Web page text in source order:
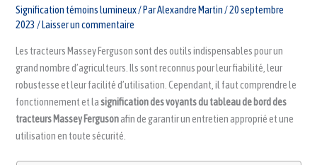
Signification témoins lumineux/ ParAlexandre Martin /20 septembre
2023 /Laisser un commentaire
Les tracteurs Massey Ferguson sont des outils indispensables pour un
grand nombre d’agriculteurs. Ils sont reconnus pour leur fiabilité, leur
robustesse et leur facilité d’utilisation. Cependant, il faut comprendre le
fonctionnement et lasignification des voyants du tableau de borddes
tracteurs Massey Fergusonafin de garantir un entretien approprié et une
utilisation en toute sécurité.